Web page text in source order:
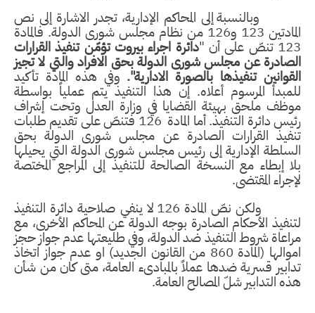
وبالنسبة إلى المحاكم الإدارية، تجدر الاشارة إلى نص
المادتين 123 و126 من نظام مجلس شورى الدولة. فالمادة
123 تنصّ على أن " دائرة اجراء بيروت تؤمّن تنفيذ القرارات
الصادرة عن مجلس شورى الدولة بحق الافراد والتي لا تجيز
القوانين تنفيذها بالصورة الادارية". وفي هذه المادة تأكيد
للمبدأ المرسوم أعلاه. إن هذا التنفيذ يتم عملياً بواسطة
موظف ملحق بهيئة القضايا في وزارة العدل وتحت إشراف
رئيس دائرة التنفيذ. أما المادة 126 فتنصّ على تقديم طلبات
تنفيذ القرارات الصادرة عن مجلس شورى الدولة بحق
السلطة الإدارية إلى رئيس مجلس شورى الدولة التي يحيلها
بلا إبطاء مع النسخة الصالحة للتنفيذ إلى المراجع المختصة
لإجراء المقتضى.
ولكن نصّ المادة 126 لا ينفي صلاحية دائرة التنفيذ
لتنفيذ الأحكام الصادرة بوجه الدولة عن المحاكم الأخرى، مع
مراعاة شروط التنفيذ ضد الدولة، وفي طليعتها عدم جواز حجز
اموالها (المادة 860 من القانون الجديد) او عدم جواز اتخاذ
تدابير قسرية ضدها عملاً بالمبادىء العامة، متى كان من شأن
هذه التدابير شلّ المصالح العامة.